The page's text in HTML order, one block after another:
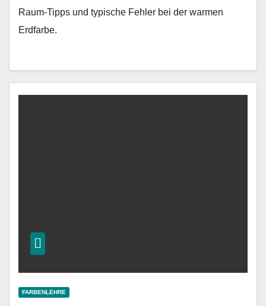
Raum-Tipps und typische Fehler bei der warmen
Erdfarbe.
FARBENLEHRE